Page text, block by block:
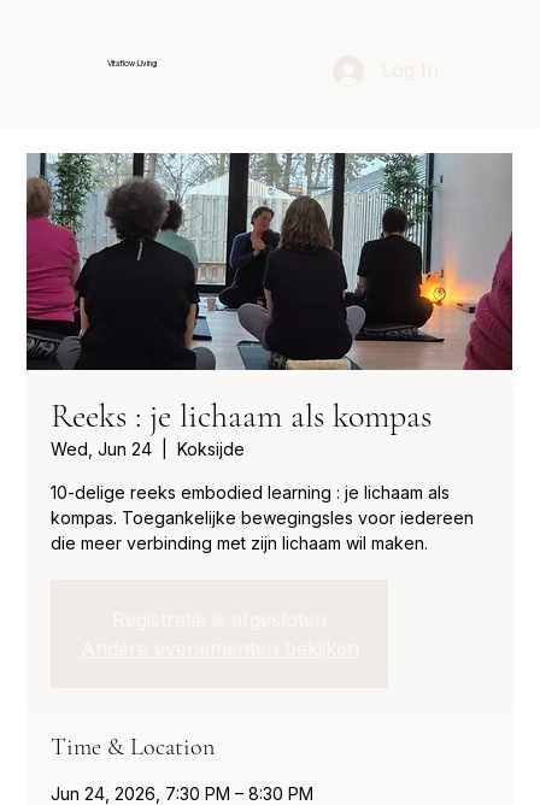
Vitaflow Living
Reeks : je lichaam als kompas
Wed, Jun 24
  |
Koksijde
10-delige reeks embodied learning : je lichaam als
kompas. Toegankelijke bewegingsles voor iedereen
die meer verbinding met zijn lichaam wil maken.
Time & Location
Jun 24, 2026, 7:30 PM – 8:30 PM